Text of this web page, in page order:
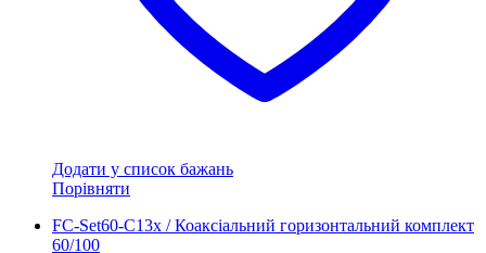
Додати у список бажань
Порівняти
FC-Set60-C13x / Коаксіальний горизонтальний комплект
60/100